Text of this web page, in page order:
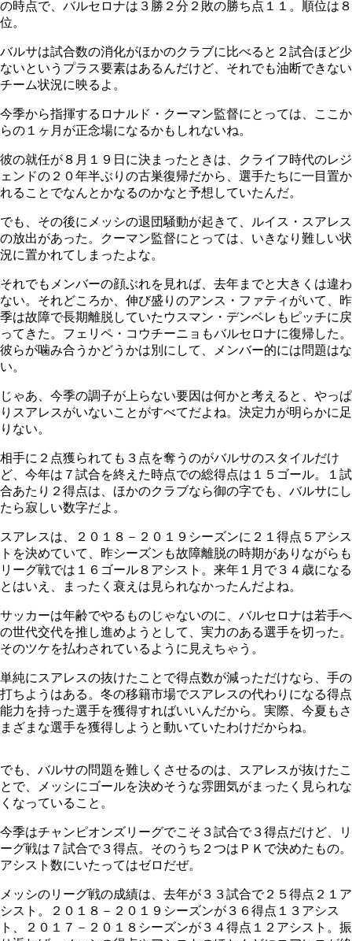
の時点で、バルセロナは３勝２分２敗の勝ち点１１。順位は８
位。
バルサは試合数の消化がほかのクラブに比べると２試合ほど少
ないというプラス要素はあるんだけど、それでも油断できない
チーム状況に映るよ。
今季から指揮するロナルド・クーマン監督にとっては、ここか
らの１ヶ月が正念場になるかもしれないね。
彼の就任が８月１９日に決まったときは、クライフ時代のレジ
ェンドの２０年半ぶりの古巣復帰だから、選手たちに一目置か
れることでなんとかなるのかなと予想していたんだ。
でも、その後にメッシの退団騒動が起きて、ルイス・スアレス
の放出があった。クーマン監督にとっては、いきなり難しい状
況に置かれてしまったよな。
それでもメンバーの顔ぶれを見れば、去年までと大きくは違わ
ない。それどころか、伸び盛りのアンス・ファティがいて、昨
季は故障で長期離脱していたウスマン・デンベレもピッチに戻
ってきた。フェリペ・コウチーニョもバルセロナに復帰した。
彼らが噛み合うかどうかは別にして、メンバー的には問題はな
い。
じゃあ、今季の調子が上らない要因は何かと考えると、やっぱ
りスアレスがいないことがすべてだよね。決定力が明らかに足
りない。
相手に２点獲られても３点を奪うのがバルサのスタイルだけ
ど、今年は７試合を終えた時点での総得点は１５ゴール。１試
合あたり２得点は、ほかのクラブなら御の字でも、バルサにし
たら寂しい数字だよ。
スアレスは、２０１８－２０１９シーズンに２１得点５アシス
トを決めていて、昨シーズンも故障離脱の時期がありながらも
リーグ戦では１６ゴール８アシスト。来年１月で３４歳になる
とはいえ、まったく衰えは見られなかったんだよね。
サッカーは年齢でやるものじゃないのに、バルセロナは若手へ
の世代交代を推し進めようとして、実力のある選手を切った。
そのツケを払わされているように見えちゃう。
単純にスアレスの抜けたことで得点数が減っただけなら、手の
打ちようはある。冬の移籍市場でスアレスの代わりになる得点
能力を持った選手を獲得すればいいんだから。実際、今夏もさ
まざまな選手を獲得しようと動いていたわけだからね。
でも、バルサの問題を難しくさせるのは、スアレスが抜けたこ
とで、メッシにゴールを決めそうな雰囲気がまったく見られな
くなっていること。
今季はチャンピオンズリーグでこそ３試合で３得点だけど、リ
ーグ戦は７試合で３得点。そのうち２つはＰＫで決めたもの。
アシスト数にいたってはゼロだぜ。
メッシのリーグ戦の成績は、去年が３３試合で２５得点２１ア
シスト。２０１８－２０１９シーズンが３６得点１３アシス
ト、２０１７－２０１８シーズンが３４得点１２アシスト。振